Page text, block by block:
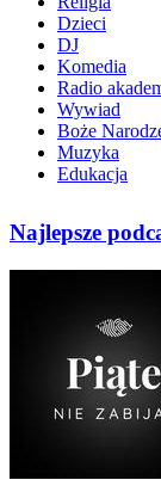
Dzieci
DJ
Komedia
Radio
Wywiad
Boże
Muzyka
Edukacja
Najlepsze